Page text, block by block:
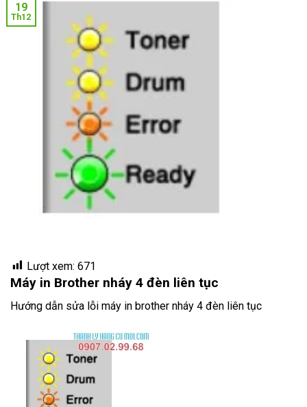
19
Th12
Lượt xem: 671
Máy in Brother nháy 4 đèn liên tục
Hướng dẫn sửa lỗi máy in brother nháy 4 đèn liên tục